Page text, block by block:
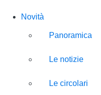
Novità
Panoramica
Le notizie
Le circolari